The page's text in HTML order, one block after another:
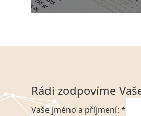
Rádi zodpovíme
Vaše jméno a příjmení: *